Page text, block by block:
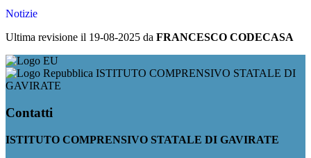
Notizie
Ultima revisione il 19-08-2025 da FRANCESCO CODECASA
ISTITUTO COMPRENSIVO STATALE DI
GAVIRATE
Contatti
ISTITUTO COMPRENSIVO STATALE DI GAVIRATE